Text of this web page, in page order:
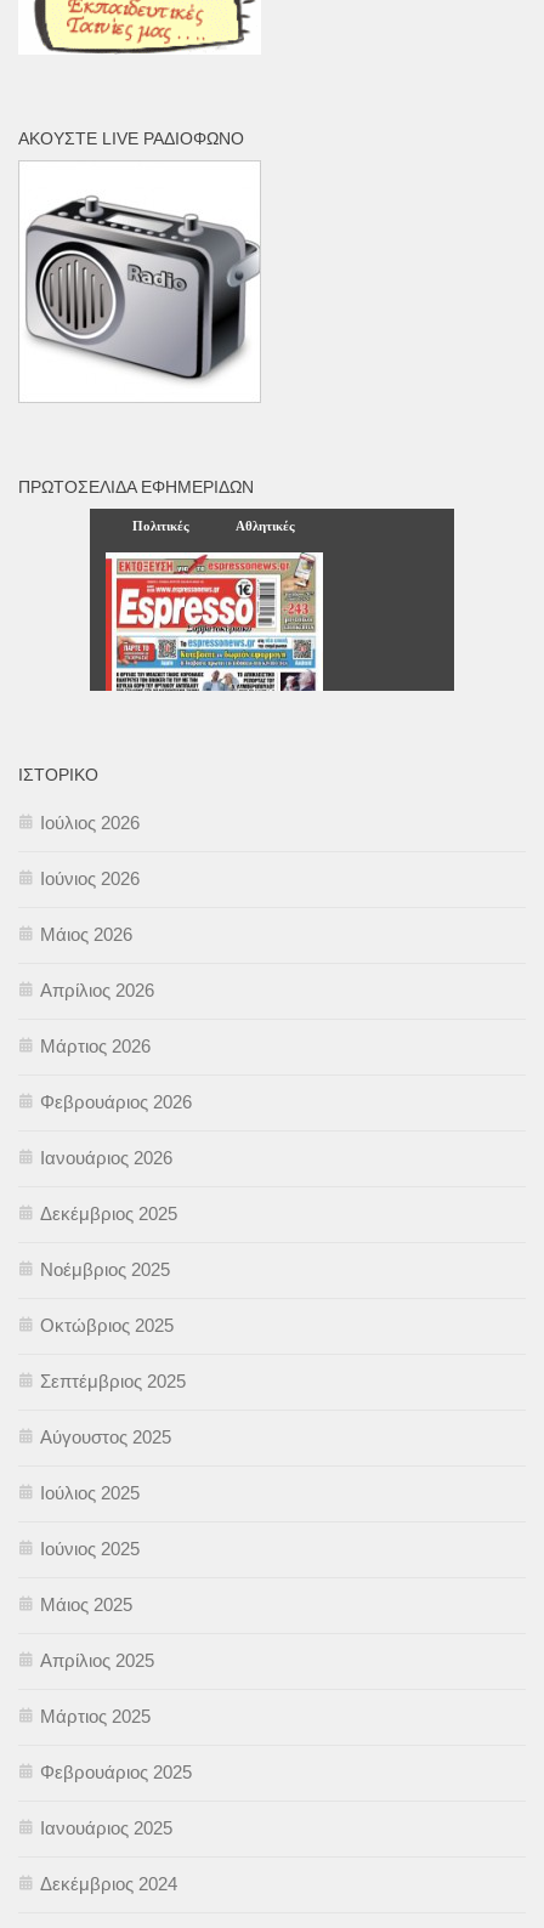
ΑΚΟΎΣΤΕ LIVE ΡΑΔΙΌΦΩΝΟ
ΠΡΩΤΟΣΈΛΙΔΑ ΕΦΗΜΕΡΊΔΩΝ
ΙΣΤΟΡΙΚΌ
Ιούλιος 2026
Ιούνιος 2026
Μάιος 2026
Απρίλιος 2026
Μάρτιος 2026
Φεβρουάριος 2026
Ιανουάριος 2026
Δεκέμβριος 2025
Νοέμβριος 2025
Οκτώβριος 2025
Σεπτέμβριος 2025
Αύγουστος 2025
Ιούλιος 2025
Ιούνιος 2025
Μάιος 2025
Απρίλιος 2025
Μάρτιος 2025
Φεβρουάριος 2025
Ιανουάριος 2025
Δεκέμβριος 2024